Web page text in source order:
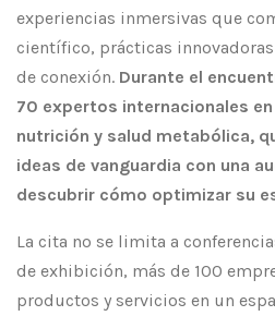
experiencias inmersivas que
científico, prácticas
de conexión. Durante el
70 expertos internacionales
nutrición y salud metabólica,
ideas de vanguardia con una
descubrir cómo optimizar su
La cita no se limita a
de exhibición, más de 100
productos y servicios en un